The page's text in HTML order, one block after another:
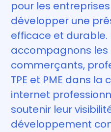
pour les
développer une
efficace et durable.
accompagnons les
commerçants,
TPE et PME dans
internet
soutenir leur
développement